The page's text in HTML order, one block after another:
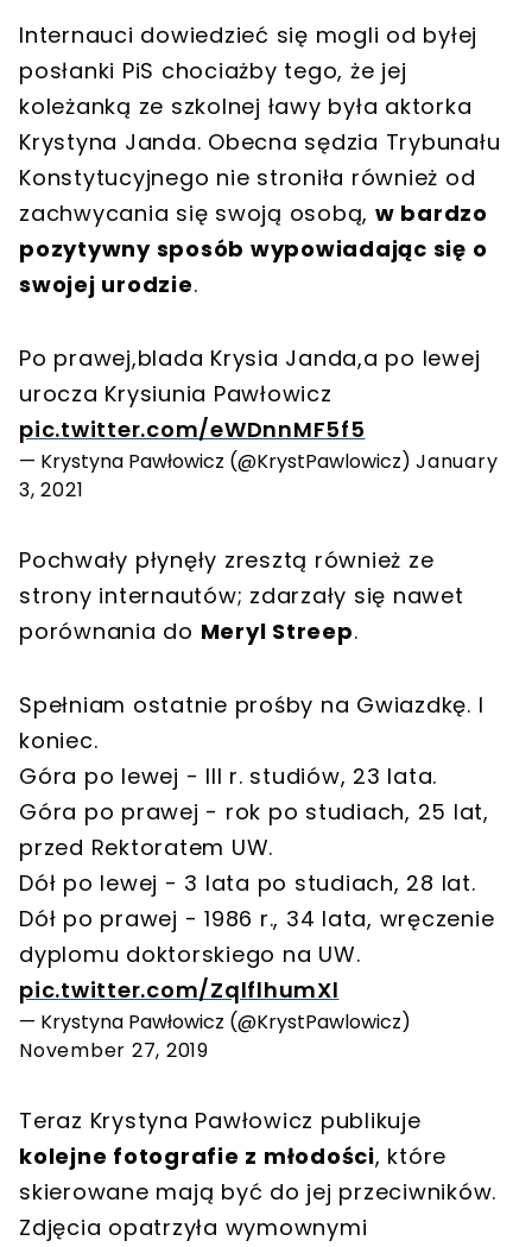
Internauci dowiedzieć się mogli od byłej
posłanki PiS chociażby tego, że jej
koleżanką ze szkolnej ławy była aktorka
Krystyna Janda. Obecna sędzia Trybunału
Konstytucyjnego nie stroniła również od
zachwycania się swoją osobą, w bardzo
pozytywny sposób wypowiadając się o
swojej urodzie.
Po prawej,blada Krysia Janda,a po lewej
urocza Krysiunia Pawłowicz
pic.twitter.com/eWDnnMF5f5
— Krystyna Pawłowicz (@KrystPawlowicz) January
3, 2021
Pochwały płynęły zresztą również ze
strony internautów; zdarzały się nawet
porównania do Meryl Streep.
Spełniam ostatnie prośby na Gwiazdkę. I
koniec.
Góra po lewej - III r. studiów, 23 lata.
Góra po prawej - rok po studiach, 25 lat,
przed Rektoratem UW.
Dół po lewej - 3 lata po studiach, 28 lat.
Dół po prawej - 1986 r., 34 lata, wręczenie
dyplomu doktorskiego na UW.
pic.twitter.com/ZqlflhumXl
— Krystyna Pawłowicz (@KrystPawlowicz)
November 27, 2019
Teraz Krystyna Pawłowicz publikuje
kolejne fotografie z młodości, które
skierowane mają być do jej przeciwników.
Zdjęcia opatrzyła wymownymi